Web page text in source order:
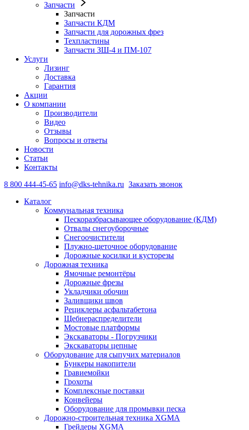
Запчасти
Запчасти
Запчасти КДМ
Запчасти для дорожных фрез
Техпластины
Запчасти ЗШ-4 и ПМ-107
Услуги
Лизинг
Доставка
Гарантия
Акции
О компании
Производители
Видео
Отзывы
Вопросы и ответы
Новости
Статьи
Контакты
8 800 444-45-65 info@dks-tehnika.ru Заказать звонок
Каталог
Коммунальная техника
Пескоразбрасывающее оборудование (КДМ)
Отвалы снегоуборочные
Снегоочистители
Плужно-щеточное оборудование
Дорожные косилки и кусторезы
Дорожная техника
Ямочные ремонтёры
Дорожные фрезы
Укладчики обочин
Заливщики швов
Рециклеры асфальтабетона
Щебнераспределители
Мостовые платформы
Экскаваторы - Погрузчики
Экскаваторы цепные
Оборудование для сыпучих материалов
Бункеры накопители
Гравиемойки
Грохоты
Комплексные поставки
Конвейеры
Оборудование для промывки песка
Дорожно-строительная техника XGMA
Грейдеры XGMA